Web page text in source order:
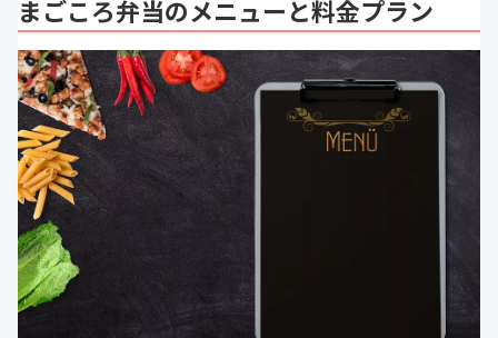
まごころ弁当のメニューと料金プラン